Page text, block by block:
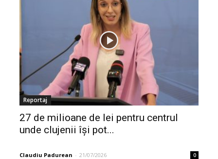
Reportaj
27 de milioane de lei pentru centrul
unde clujenii își pot...
Claudiu Padurean - 21/07/2026 0